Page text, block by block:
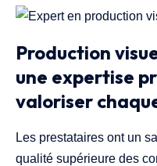
Production
une expertise
valoriser
Les prestataires ont un
qualité supérieure des